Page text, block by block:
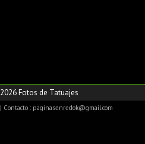
2026Fotos de Tatuajes
| Contacto : paginasenredok@gmail.com